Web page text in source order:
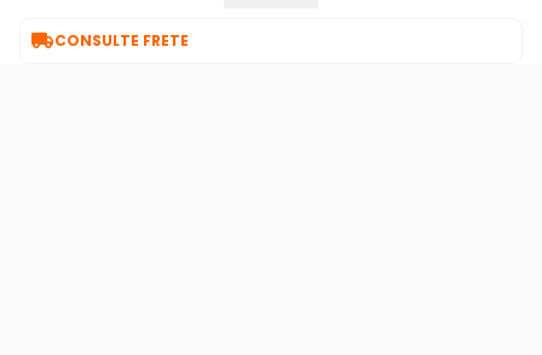
CONSULTE FRETE